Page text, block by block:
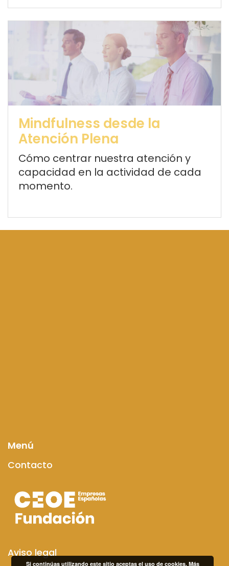
Mindfulness desde la
Atención Plena
Cómo centrar nuestra atención y
capacidad en la actividad de cada
momento.
Menú
Contacto
Aviso legal
Si continúas utilizando este sitio aceptas el uso de cookies. Más